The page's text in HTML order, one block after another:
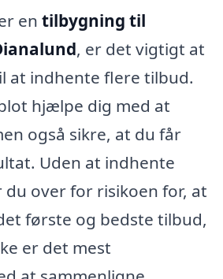
en tilbygning til
, er det vigtigt at
at indhente flere tilbud.
hjælpe dig med at
også sikre, at du får
Uden at indhente
over for risikoen for, at
første og bedste tilbud,
er det mest